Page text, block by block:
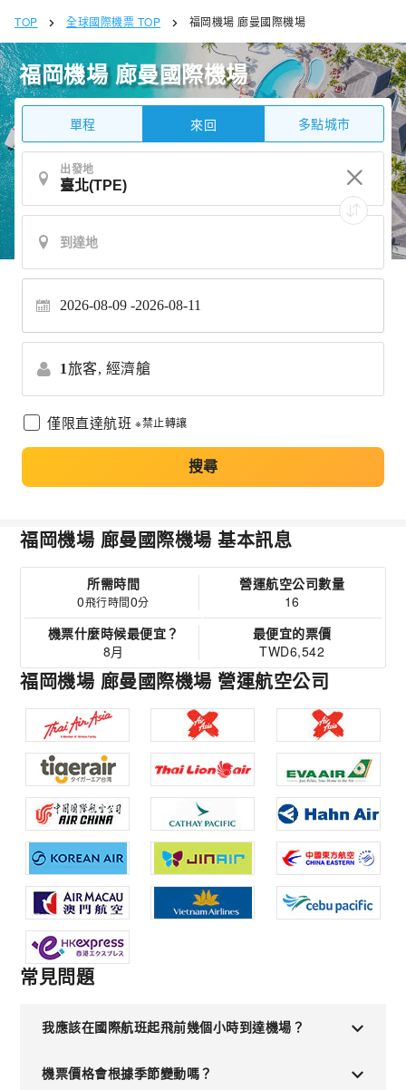
TOP 全球國際機票 TOP 福岡機場 廊曼國際機場
福岡機場 廊曼國際機場
單程 來回 多點城市
出發地
2026-08-09 2026-08-11
1旅客, 經濟艙
僅限直達航班 ※禁止轉讓
搜尋
福岡機場 廊曼國際機場 基本訊息
所需時間
0飛行時間0分
營運航空公司數量
16
機票什麼時候最便宜？
8月
最便宜的票價
TWD6,542
福岡機場 廊曼國際機場 營運航空公司
常見問題
我應該在國際航班起飛前幾個小時到達機場？
機票價格會根據季節變動嗎？